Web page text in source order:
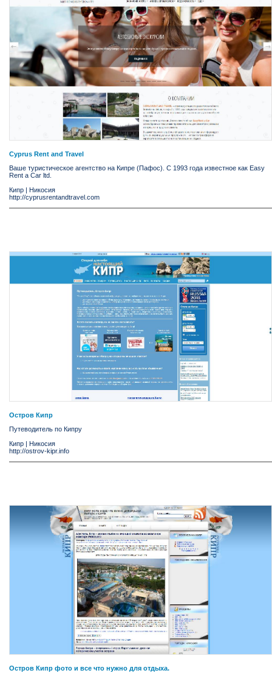
Cyprus Rent and Travel
Ваше туристическое агентство на Кипре (Пафос). С 1993 года известное как Easy
Rent a Car ltd.
Кипр | Никосия
http://cyprusrentandtravel.com
Остров Кипр
Путеводитель по Кипру
Кипр | Никосия
http://ostrov-kipr.info
Остров Кипр фото и все что нужно для отдыха.